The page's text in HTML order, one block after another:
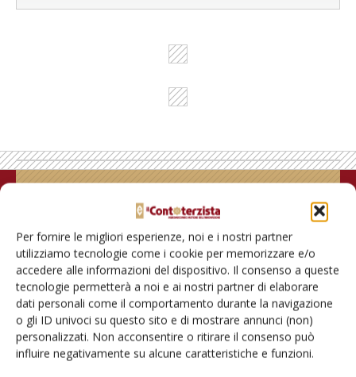
Per fornire le migliori esperienze, noi e i nostri partner
utilizziamo tecnologie come i cookie per memorizzare e/o
accedere alle informazioni del dispositivo. Il consenso a queste
tecnologie permetterà a noi e ai nostri partner di elaborare
dati personali come il comportamento durante la navigazione
o gli ID univoci su questo sito e di mostrare annunci (non)
personalizzati. Non acconsentire o ritirare il consenso può
influire negativamente su alcune caratteristiche e funzioni.
Rimani aggiornato sul mondo
dell’agricoltura
Iscriviti alle nostre newsletter